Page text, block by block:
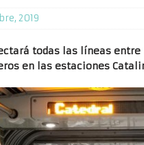
2019
todas las líneas entre
en las estaciones